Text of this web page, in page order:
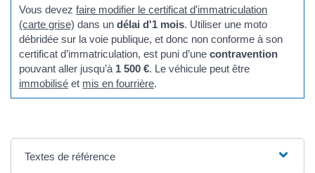
Vous devezfaire modifier le certificat d'immatriculation
(carte grise) dans undélai d'1 mois. Utiliser une moto
débridée sur la voie publique, et donc non conforme à son
certificat d’immatriculation, est puni d’unecontravention
pouvant aller jusqu’à 1 500 €. Le véhicule peut être
immobilisé et mis en fourrière.
Textes de référence